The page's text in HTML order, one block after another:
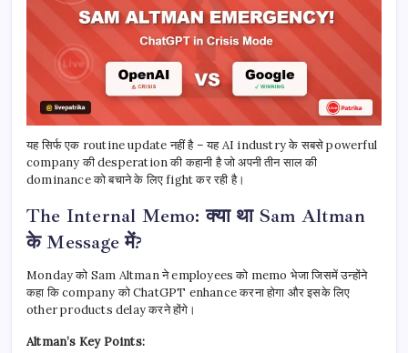
यह सिर्फ एक routine update नहीं है – यह AI industry के सबसे powerful
company की desperation की कहानी है जो अपनी तीन साल की
dominance को बचाने के लिए fight कर रही है।
The Internal Memo: क्या था Sam Altman
के Message में?
Monday को Sam Altman ने employees को memo भेजा जिसमें उन्होंने
कहा कि company को ChatGPT enhance करना होगा और इसके लिए
other products delay करने होंगे।
Altman’s Key Points: